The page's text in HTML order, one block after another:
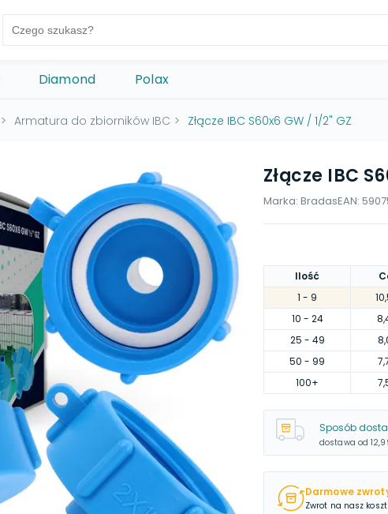
Diamond Polax
> Armatura do zbiorników IBC > Złącze IBC S60x6 GW / 1/2" GZ
Złącze IBC
Marka: BradasEAN:
Ilość
1 - 9
10 - 24
25 - 49
50 - 99
100+
Sposób
dostawa od
Darmowe
Zwrot na nasz